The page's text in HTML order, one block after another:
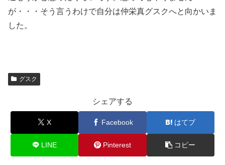
が・・・そう言うわけで自分は仲栄真グスクへと向かいま
した。
グスク
シェアする
X Facebook はてブ
LINE Pinterest コピー